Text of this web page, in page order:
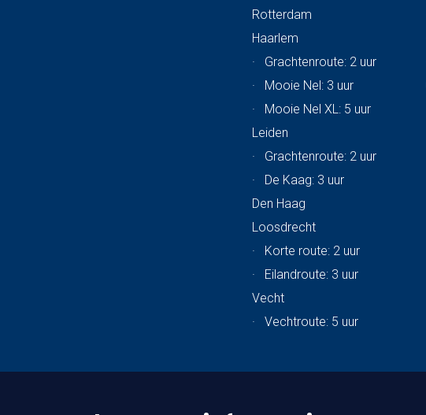
Rotterdam
Haarlem
·
Grachtenroute: 2 uur
·
Mooie Nel: 3 uur
·
Mooie Nel XL: 5 uur
Leiden
·
Grachtenroute: 2 uur
·
De Kaag: 3 uur
Den Haag
Loosdrecht
·
Korte route: 2 uur
·
Eilandroute: 3 uur
Vecht
·
Vechtroute: 5 uur